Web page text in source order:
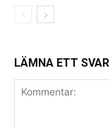
LÄMNA ETT SVAR